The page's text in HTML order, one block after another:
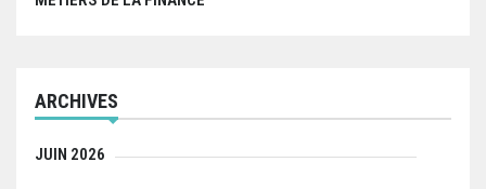
ARCHIVES
JUIN 2026